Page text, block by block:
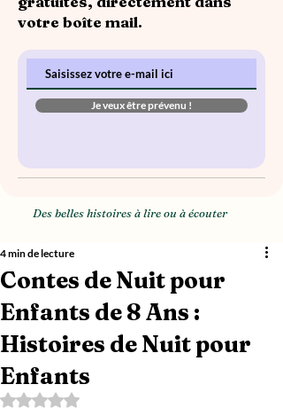
Des belles histoires à lire ou à écouter
votre boîte mail.
Je veux être prévenu !
Contes de Nuit pour
Enfants de 8 Ans :
Histoires de Nuit pour
Enfants
4 min de lecture
Noté NaN étoiles sur 5.